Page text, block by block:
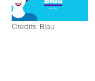
Credits: Blau